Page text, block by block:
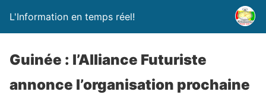
L'Information en temps réel!
Guinée : l’Alliance Futuriste
annonce l’organisation prochaine